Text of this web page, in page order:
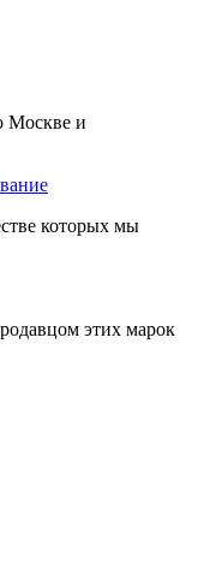
Москве и
которых мы
этих марок